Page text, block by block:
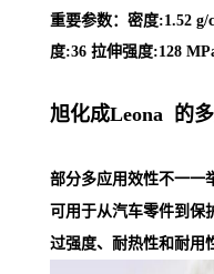
重要参数：密度:1.52
度:36 拉伸强度:128
旭化成Leona 的
部分多应用效性不一一
可用于从汽车零件到保
过强度、耐热性和耐用